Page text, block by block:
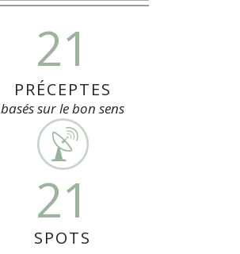
21
PRÉCEPTES
basés sur le bon sens
21
SPOTS